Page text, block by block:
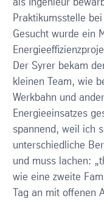
als Ingenieur
Praktikumsstelle
Gesucht wurde ein
Der Syrer bekam
kleinen Team, wie
Werkbahn und
Energieeinsatzes
spannend, weil ich
unterschiedliche
und muss lachen:
wie eine zweite
Tag an mit offenen